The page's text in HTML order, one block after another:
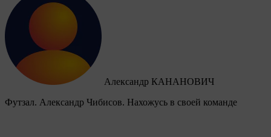
Александр КАНАНОВИЧ
Футзал. Александр Чибисов. Нахожусь в своей команде